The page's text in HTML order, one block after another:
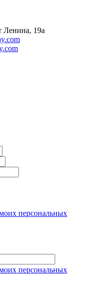
Ленина, 19а
персональных
персональных